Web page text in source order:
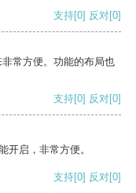
支持[0] 反对[0]
常方便。功能的布局也
支持[0] 反对[0]
开启，非常方便。
支持[0] 反对[0]